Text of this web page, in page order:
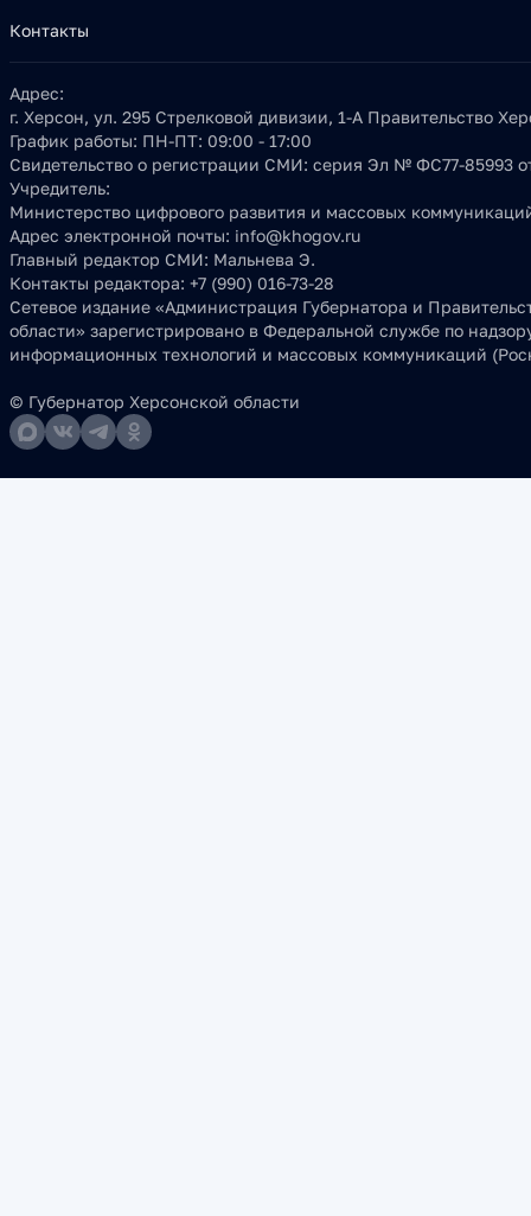
Контакты
Адрес:
г. Херсон, ул. 295 Стрелковой дивизии, 1-А Правительство
График работы: ПН-ПТ: 09:00 - 17:00
Свидетельство о регистрации СМИ: серия Эл № ФС77-85993
Учредитель:
Министерство цифрового развития и массовых
Адрес электронной почты: info@khogov.ru
Главный редактор СМИ: Мальнева Э.
Контакты редактора: +7 (990) 016-73-28
Сетевое издание «Администрация Губернатора и
области» зарегистрировано в Федеральной службе по
информационных технологий и массовых коммуникаций
© Губернатор Херсонской области